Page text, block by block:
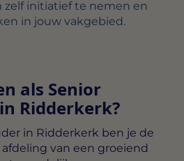
initiatief te nemen en
in jouw vakgebied.
als Senior
Ridderkerk?
in Ridderkerk ben je de
van een groeiend